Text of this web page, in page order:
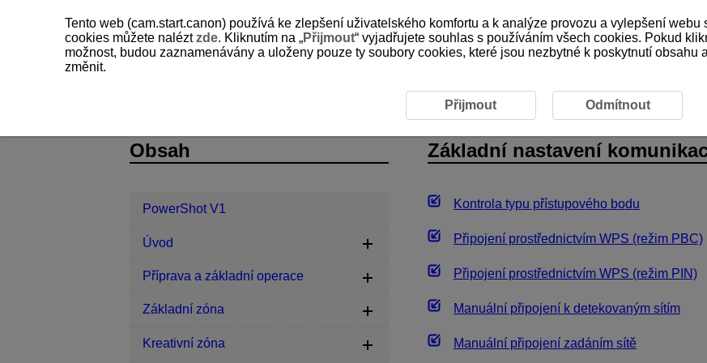
Základní nastavení
Kontrola typu přístupového bodu
Připojení prostřednictvím WPS (režim PBC)
Připojení prostřednictvím WPS (režim PIN)
Manuální připojení k detekovaným sítím
Manuální připojení zadáním sítě
Obsah
PowerShot V1
Úvod
Příprava a základní operace
Základní zóna
Kreativní zóna
Tento web (cam.start.canon) používá ke zlepšení uživatelského komfortu a k analýze provozu a vylepšení
cookies můžete naléztzde. Kliknutím na „Přijmout“ vyjadřujete souhlas s používáním všech cookies. Pokud
možnost, budou zaznamenávány a uloženy pouze ty soubory cookies, které jsou nezbytné k poskytnutí
změnit.
Přijmout Odmítnout